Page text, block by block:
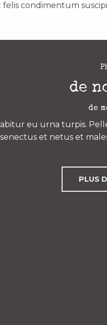
condimentum
de
de
eu urna turpis.
senectus et netus et
PLUS